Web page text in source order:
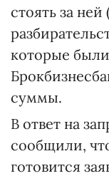
стоять за
которые
суммы.
В ответ на
сообщили,
готовится